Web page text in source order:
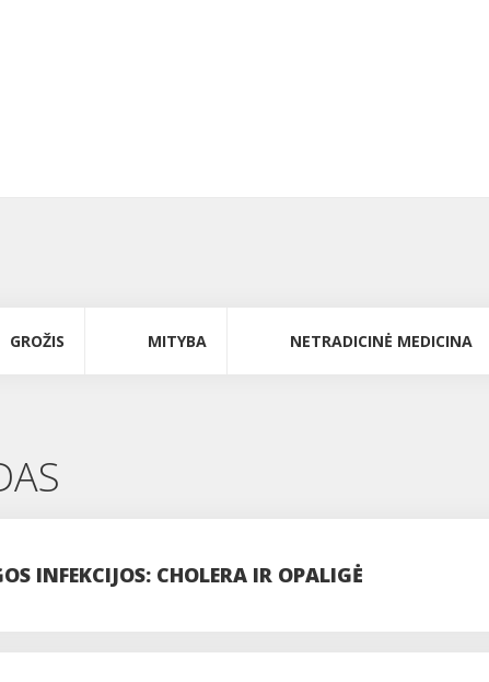
GROŽIS MITYBA NETRADICINĖ MEDICINA
INFEKCIJOS: CHOLERA IR OPALIGĖ